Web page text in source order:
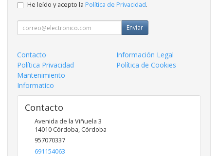
He leído y acepto la Política de Privacidad.
Enviar
Contacto
Información Legal
Política Privacidad
Política de Cookies
Mantenimiento
Informatico
Contacto
Avenida de la Viñuela 3
14010 Córdoba, Córdoba
957070337
691154063